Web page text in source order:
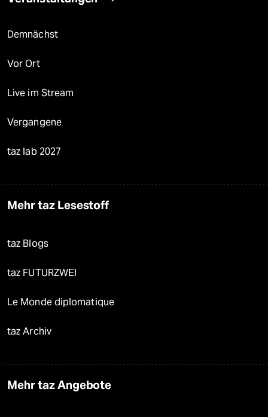
Demnächst
Vor Ort
Live im Stream
Vergangene
taz lab 2027
Mehr taz Lesestoff
taz Blogs
taz FUTURZWEI
Le Monde diplomatique
taz Archiv
Mehr taz Angebote